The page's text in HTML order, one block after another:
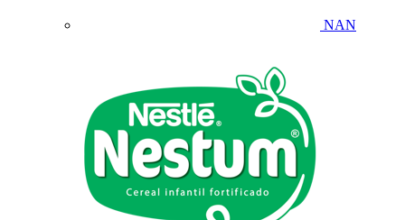
NAN